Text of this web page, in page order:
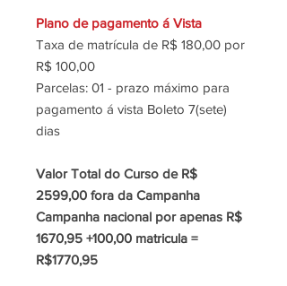
Plano de pagamento á Vista
Taxa de matrícula de R$ 180,00 por
R$ 100,00
Parcelas: 01 - prazo máximo para
pagamento á vista Boleto 7(sete)
dias
Valor Total do Curso de R$
2599,00 fora da Campanha
Campanha nacional por apenas R$
1670,95 +100,00 matricula =
R$1770,95